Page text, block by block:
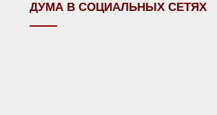
ДУМА В СОЦИАЛЬНЫХ СЕТЯХ